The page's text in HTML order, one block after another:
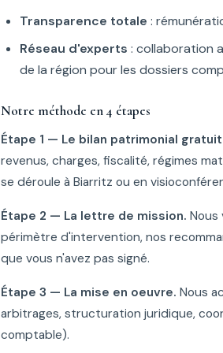
Transparence totale :
Réseau d'experts : collaboration
de la région pour les dossiers
Notre méthode en 4 étapes
Étape 1 — Le bilan patrimonial
revenus, charges, fiscalité, régimes
se déroule à Biarritz ou en
Étape 2 — La lettre de mission.
périmètre d'intervention, nos
que vous n'avez pas signé.
Étape 3 — La mise en oeuvre. Nous
arbitrages, structuration juridique,
comptable).